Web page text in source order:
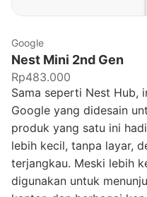
Google
Nest Mini 2nd Gen
Rp483.000
Sama seperti Nest Hub,
Google yang didesain
produk yang satu ini
lebih kecil, tanpa layar,
terjangkau. Meski lebih
digunakan untuk